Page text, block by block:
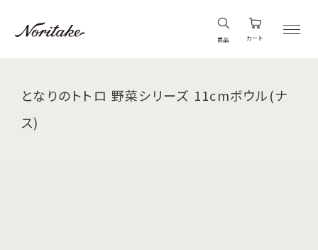
商品 カート
となりのトトロ 野菜シリーズ 11cmボウル(ナ
ス)